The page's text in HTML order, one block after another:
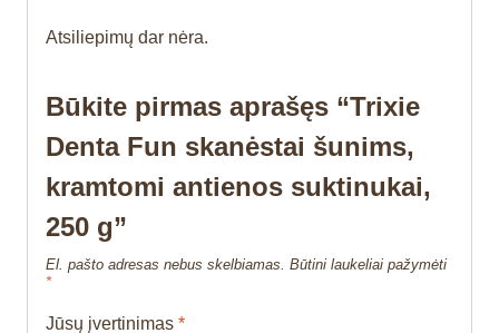
Atsiliepimų dar nėra.
Būkite pirmas aprašęs “Trixie
Denta Fun skanėstai šunims,
kramtomi antienos suktinukai,
250 g”
El. pašto adresas nebus skelbiamas. Būtini laukeliai pažymėti
*
Jūsų įvertinimas *